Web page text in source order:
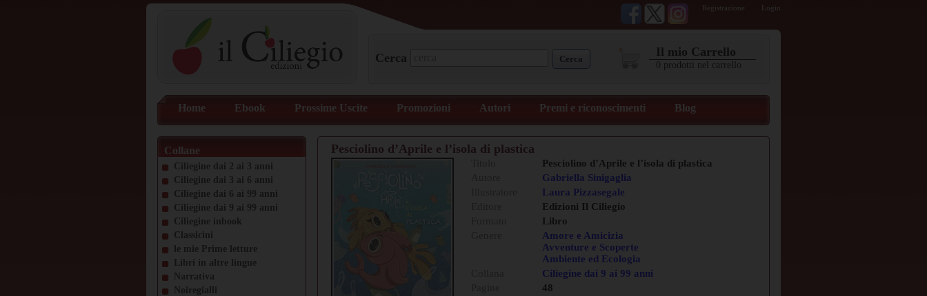
Registrazione Login
Cerca Cerca
Il mio Carrello
0 prodotti nel carrello
Home Ebook Prossime Uscite Promozioni Autori Premi e riconoscimenti Blog
Collane
Ciliegine dai 2 ai 3 anni
Ciliegine dai 3 ai 6 anni
Ciliegine dai 6 ai 99 anni
Ciliegine dai 9 ai 99 anni
Ciliegine inbook
Classicini
le mie Prime letture
Libri in altre lingue
Narrativa
Noiregialli
Pesciolino d’Aprile e l’isola di plastica
Pesciolino d’Aprile e l’isola di plastica
Gabriella Sinigaglia
Laura Pizzasegale
Edizioni Il Ciliegio
Libro
Amore e Amicizia
Avventure e Scoperte
Ambiente ed Ecologia
Ciliegine dai 9 ai 99 anni
48